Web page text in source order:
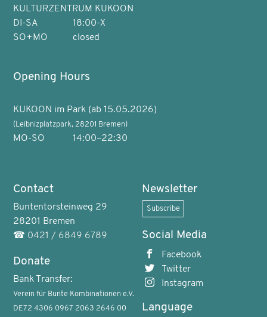
KULTURZENTRUM KUKOON
DI-SA
18:00-X
SO+MO
closed
Opening Hours
KUKOON im Park (ab 15.05.2026)
(Leibnizplatzpark, 28201 Bremen)
MO-SO 14:00–22:30
Contact
Buntentorsteinweg 29
28201 Bremen
☎ 0421 / 6849 6789
Donate
Bank Transfer:
Verein für Bunte Kombinationen e.V.
DE72 4306 0967 2063 2646 00
Newsletter
Subscribe
Social Media
Facebook
Twitter
Instagram
Language